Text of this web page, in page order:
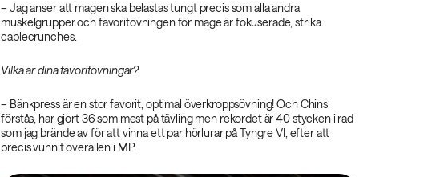
– Jag anser att magen ska belastas tungt precis som alla andra
muskelgrupper och favoritövningen för mage är fokuserade, strika
cablecrunches.
Vilka är dina favoritövningar?
– Bänkpress är en stor favorit, optimal överkroppsövning! Och Chins
förstås, har gjort 36 som mest på tävling men rekordet är 40 stycken i rad
som jag brände av för att vinna ett par hörlurar på Tyngre VI, efter att
precis vunnit overallen i MP.